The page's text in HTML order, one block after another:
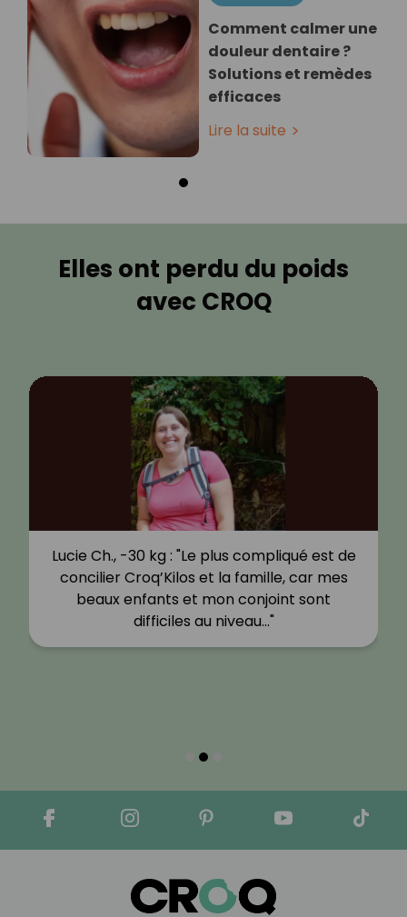
Comment calmer une
douleur dentaire ?
Solutions et remèdes
efficaces
Lire la suite
Elles ont perdu du poids
avec CROQ
Lucie Ch., -30 kg : "Le plus compliqué est de
concilier Croq’Kilos et la famille, car mes
beaux enfants et mon conjoint sont
difficiles au niveau…"